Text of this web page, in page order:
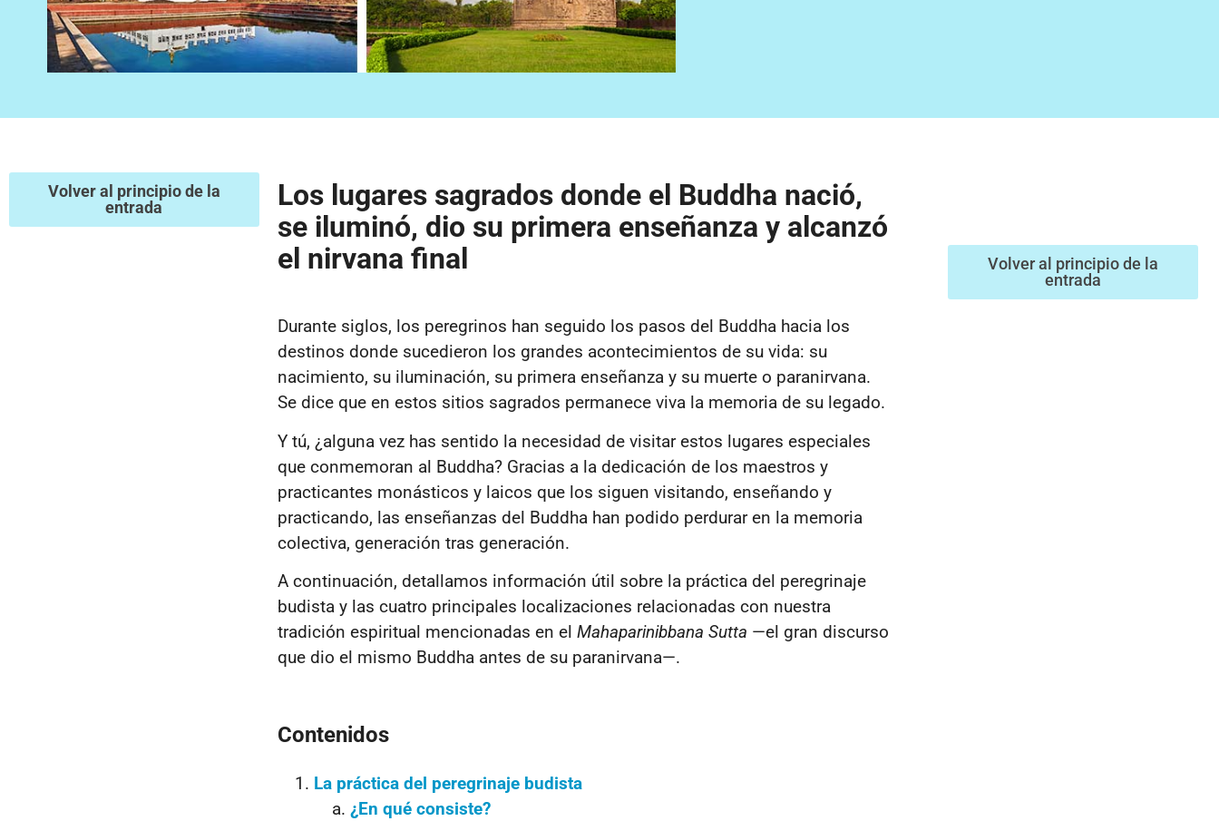
Volver al principio de la
entrada
Los lugares sagrados donde el Buddha nació,
se iluminó, dio su primera enseñanza y alcanzó
el nirvana final
Durante siglos, los peregrinos han seguido los pasos del Buddha hacia los
destinos donde sucedieron los grandes acontecimientos de su vida: su
nacimiento, su iluminación, su primera enseñanza y su muerte o paranirvana.
Se dice que en estos sitios sagrados permanece viva la memoria de su legado.
Y tú, ¿alguna vez has sentido la necesidad de visitar estos lugares especiales
que conmemoran al Buddha? Gracias a la dedicación de los maestros y
practicantes monásticos y laicos que los siguen visitando, enseñando y
practicando, las enseñanzas del Buddha han podido perdurar en la memoria
colectiva, generación tras generación.
A continuación, detallamos información útil sobre la práctica del peregrinaje
budista y las cuatro principales localizaciones relacionadas con nuestra
tradición espiritual mencionadas en el Mahaparinibbana Sutta —el gran discurso
que dio el mismo Buddha antes de su paranirvana—.
Contenidos
La práctica del peregrinaje budista
¿En qué consiste?
Volver al principio de la
entrada